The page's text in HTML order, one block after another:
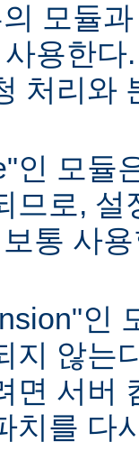
모듈
용한
처리와
인 모듈
므로,
통 사
인
지 않는
면 서버
치를 다